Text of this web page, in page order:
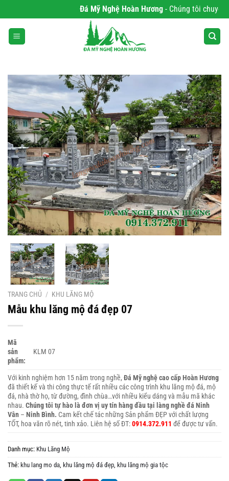
qua
nội
dung
Đá Mỹ Nghệ Hoàn Hương- Chúng tôi chuyên
TRANG CHỦ / KHU LĂNG MỘ
Mẫu khu lăng mộ đá đẹp 07
Mã
sản
phẩm:
KLM 07
Với kinh nghiệm hơn 15 năm trong nghề, Đá Mỹ nghệ cao cấp Hoàn Hương
đã thiết kế và thi công thực tế rất nhiều các công trình khu lăng mộ đá, mộ
đá, nhà thờ họ, từ đường, đình chùa…với nhiều kiểu dáng và mẫu mã khác
nhau. Chúng tôi tự hào là đơn vị uy tín hàng đầu tại làng nghề đá Ninh
Vân – Ninh Bình. Cam kết chế tác những Sản phẩm ĐẸP với chất lượng
TỐT, hoa văn rõ nét, tinh xảo. Liên hệ số ĐT:0914.372.911 để được tư vấn.
Danh mục: Khu Lăng Mộ
Thẻ: khu lang mo da khu lăng mộ đá đẹp khu lăng mộ gia tộc